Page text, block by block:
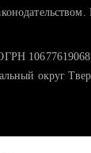
округ